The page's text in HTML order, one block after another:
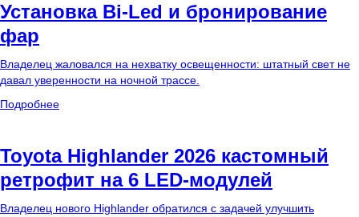
Установка Bi-Led и бронирование
фар
Владелец жаловался на нехватку освещенности: штатный свет не
давал уверенности на ночной трассе.
Подробнее
Toyota Highlander 2026 кастомный
ретрофит на 6 LED-модулей
Владелец нового Highlander обратился с задачей улучшить